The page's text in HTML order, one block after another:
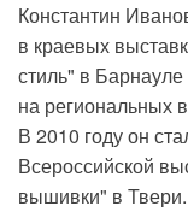
Константин
в краевых
стиль" в
на региональных
В 2010 году он
Всероссийской
вышивки" в Твери.